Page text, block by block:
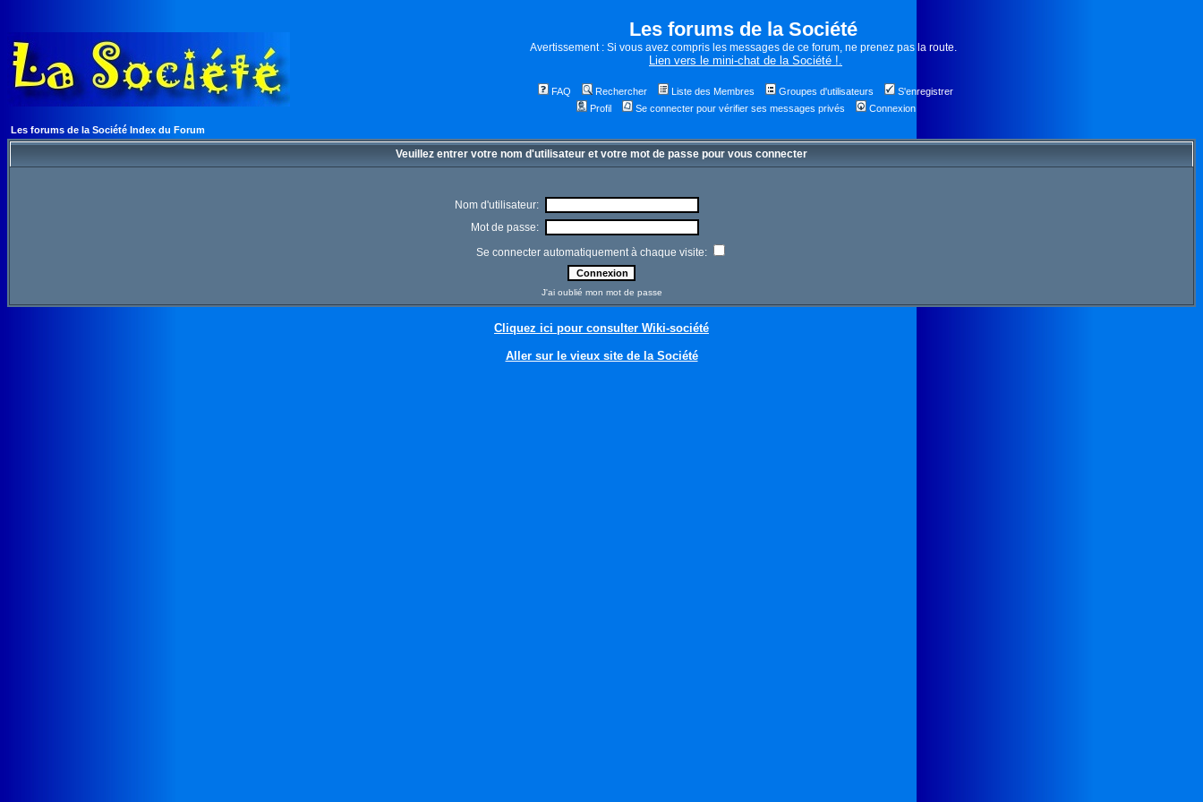
Les forums de la Société
Avertissement : Si vous avez compris les messages de ce forum, ne prenez pas la route.
Lien vers le mini-chat de la Société !.
FAQ Rechercher Liste des Membres Groupes d'utilisateurs
S'enregistrer
Profil
Se connecter pour vérifier ses messages privés
Connexion
Les forums de la Société Index du Forum
Veuillez entrer votre nom d'utilisateur et votre mot de passe pour vous connecter
Nom d'utilisateur:
Mot de passe:
Se connecter automatiquement à chaque visite:
J'ai oublié mon mot de passe
Cliquez ici pour consulter Wiki-société
Aller sur le vieux site de la Société